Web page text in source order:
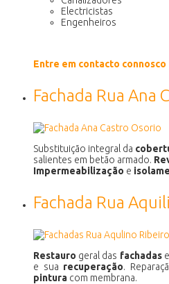
Electricistas
Engenheiros
Entre em contacto connosco
Fachada Rua Ana
Substituição integral da
salientes em betão armado.
Impermeabilização e
Fachada Rua
Restauro geral das fachadase
e sua recuperação.
pintura com membrana.